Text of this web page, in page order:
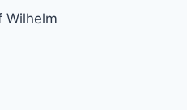
Wilhelm